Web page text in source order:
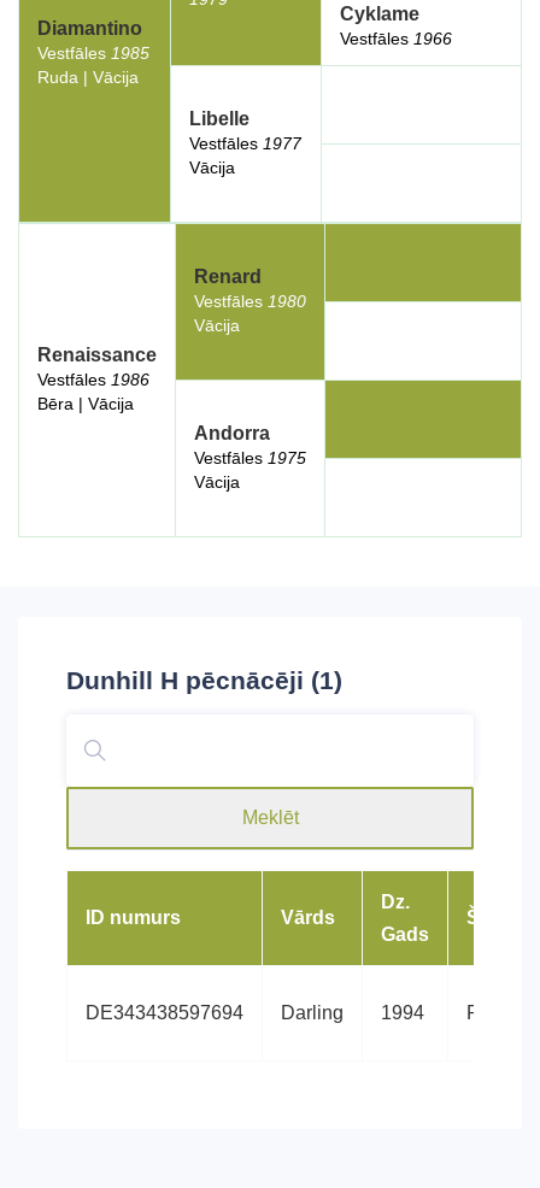
Diamantino
Vestfāles 1985
Ruda | Vācija
Cyklame
Vestfāles 1966
Libelle
Vestfāles 1977
Vācija
Renaissance
Vestfāles 1986
Bēra | Vācija
Renard
Vestfāles 1980
Vācija
Andorra
Vestfāles 1975
Vācija
Dunhill H pēcnācēji (1)
Meklēt
ID numurs Vārds
Dz.
Gads
Šķirne
DE343438597694 Darling 1994